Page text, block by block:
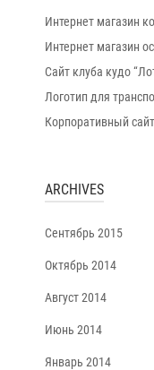
Интернет магазин
Интернет магазин
Сайт клуба кудо
Логотип для
Корпоративный
ARCHIVES
Сентябрь 2015
Октябрь 2014
Август 2014
Июнь 2014
Январь 2014